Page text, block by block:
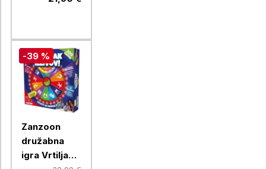
-39 %
Zanzoon
družabna
igra Vrtiljak